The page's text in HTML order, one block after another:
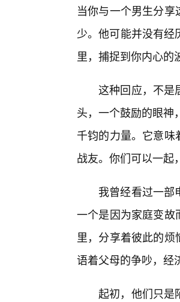
当你与一个男生分
少。他可能并没有
里，捕捉到你内心的
这种回应，不是
头，一个鼓励的眼神
千钧的力量。它意
战友。你们可以一起
我曾经看过一部
一个是因为家庭变故
里，分享着彼此的
语着父母的争吵，经
起初，他们只是